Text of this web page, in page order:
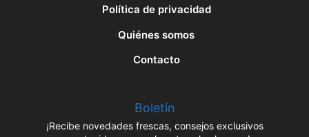
Política de privacidad
Quiénes somos
Contacto
Boletín
¡Recibe novedades frescas, consejos exclusivos